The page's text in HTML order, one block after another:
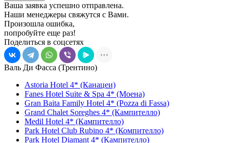
Ваша заявка успешно отправлена.
Наши менеджеры свяжутся с Вами.
Произошла ошибка,
попробуйте еще раз!
Поделиться в соцсетях
Валь Ди Фасса (Трентино)
Astoria Hotel 4* (Канацеи)
Fanes Hotel Suite & Spa 4* (Моена)
Gran Baita Family Hotel 4* (Pozza di Fassa)
Grand Chalet Soreghes 4* (Кампителло)
Medil Hotel 4* (Кампителло)
Park Hotel Club Rubino 4* (Компителло)
Park Hotel Diamant 4* (Кампителло)